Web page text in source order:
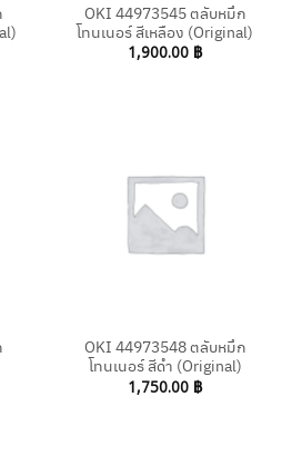
OKI 44973545 ตลับหมึก
โทนเนอร์ สีเหลือง (Original)
1,900.00 ฿
OKI 44973548 ตลับหมึก
โทนเนอร์ สีดำ (Original)
1,750.00 ฿